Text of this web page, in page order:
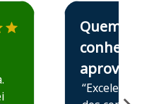
Concursos emEstudante Elais
Quem
conhece,
aprova
“Excelente